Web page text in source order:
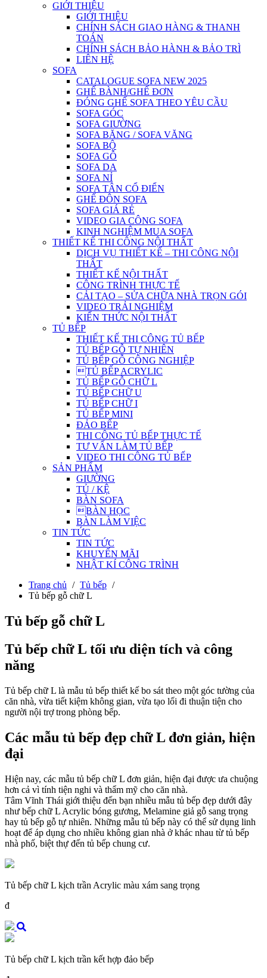
GIỚI THIỆU
GIỚI THIỆU
CHÍNH SÁCH GIAO HÀNG & THANH
TOÁN
CHÍNH SÁCH BẢO HÀNH & BẢO TRÌ
LIÊN HỆ
SOFA
CATALOGUE SOFA NEW 2025
GHẾ BÀNH/GHẾ ĐƠN
ĐÓNG GHẾ SOFA THEO YÊU CẦU
SOFA GÓC
SOFA GIƯỜNG
SOFA BĂNG / SOFA VĂNG
SOFA BỘ
SOFA GỖ
SOFA DA
SOFA NỈ
SOFA TÂN CỔ ĐIỂN
GHẾ ĐÔN SOFA
SOFA GIÁ RẺ
VIDEO GIA CÔNG SOFA
KINH NGHIỆM MUA SOFA
THIẾT KẾ THI CÔNG NỘI THẤT
DỊCH VỤ THIẾT KẾ – THI CÔNG NỘI
THẤT
THIẾT KẾ NỘI THẤT
CÔNG TRÌNH THỰC TẾ
CẢI TẠO – SỬA CHỮA NHÀ TRỌN GÓI
VIDEO TRẢI NGHIỆM
KIẾN THỨC NỘI THẤT
TỦ BẾP
THIẾT KẾ THI CÔNG TỦ BẾP
TỦ BẾP GỖ TỰ NHIÊN
TỦ BẾP GỖ CÔNG NGHIỆP
TỦ BẾP ACRYLIC
TỦ BẾP GỖ CHỮ L
TỦ BẾP CHỮ U
TỦ BẾP CHỮ I
TỦ BẾP MINI
ĐẢO BẾP
THI CÔNG TỦ BẾP THỰC TẾ
TƯ VẤN LÀM TỦ BẾP
VIDEO THI CÔNG TỦ BẾP
SẢN PHẨM
GIƯỜNG
TỦ / KỆ
BÀN SOFA
BÀN HỌC
BÀN LÀM VIỆC
TIN TỨC
TIN TỨC
KHUYẾN MÃI
NHẬT KÍ CÔNG TRÌNH
Trang chủ / Tủ bếp /
Tủ bếp gỗ chữ L
Tủ bếp gỗ chữ L
Tủ bếp chữ L tối ưu diện tích và công
năng
Tủ bếp chữ L là mẫu tủ bếp thiết kế bo sát theo một góc tường của
căn nhà, vừa tiết kiệm không gian, vừa tạo lối đi thuận tiện cho
người nội trợ trong phòng bếp.
Các mẫu tủ bếp đẹp chữ L đơn giản, hiện
đại
Hiện nay, các mẫu tủ bếp chữ L đơn giản, hiện đại được ưa chuộng
hơn cả vì tính tiện nghi và thẩm mỹ cho căn nhà.
Tâm Vĩnh Thái giới thiệu đến bạn nhiều mẫu tủ bếp đẹp dưới đây
như bếp chữ L Acrylic bóng gương, Melamine giả gỗ sang trọng
hay tủ bếp gỗ tự nhiên. Những mẫu tủ bếp này có thể sử dụng linh
hoạt để áp dụng cho nhiều không gian nhà ở khác nhau từ tủ bếp
nhà phố, biệt thự đến tủ bếp chung cư.
Tủ bếp chữ L kịch trần Acrylic màu xám sang trọng
đ
Tủ bếp chữ L kịch trần kết hợp đảo bếp